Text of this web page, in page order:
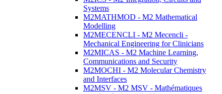
Systems
M2MATHMOD - M2 Mathematical
Modelling
M2MECENCLI - M2 Mecencli -
Mechanical Engineering for Clinicians
M2MICAS - M2 Machine Learning,
Communications and Security
M2MOCHI - M2 Molecular Chemistry
and Interfaces
M2MSV - M2 MSV - Mathématiques